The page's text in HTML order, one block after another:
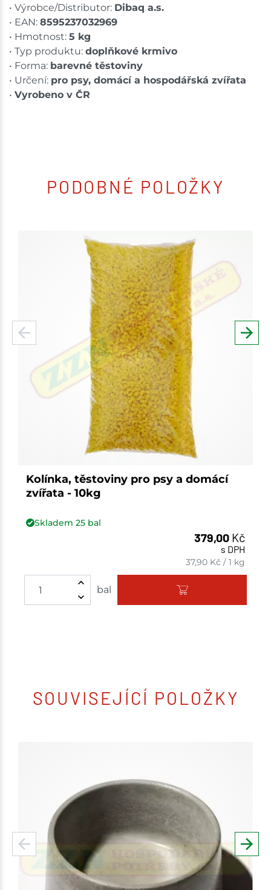
• Výrobce/Distributor: Dibaq a.s.
• EAN: 8595237032969
• Hmotnost: 5 kg
• Typ produktu: doplňkové krmivo
• Forma: barevné těstoviny
• Určení: pro psy, domácí a hospodářská zvířata
• Vyrobeno v ČR
PODOBNÉ POLOŽKY
Kolínka, těstoviny pro psy a domácí
zvířata - 10kg
Skladem 25bal
379,00 Kč
s DPH
37,90 Kč /1 kg
bal
SOUVISEJÍCÍ POLOŽKY